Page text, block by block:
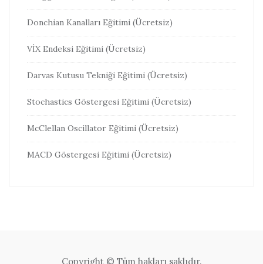
Donchian Kanalları Eğitimi (Ücretsiz)
VİX Endeksi Eğitimi (Ücretsiz)
Darvas Kutusu Tekniği Eğitimi (Ücretsiz)
Stochastics Göstergesi Eğitimi (Ücretsiz)
McClellan Oscillator Eğitimi (Ücretsiz)
MACD Göstergesi Eğitimi (Ücretsiz)
Copyright © Tüm hakları saklıdır.